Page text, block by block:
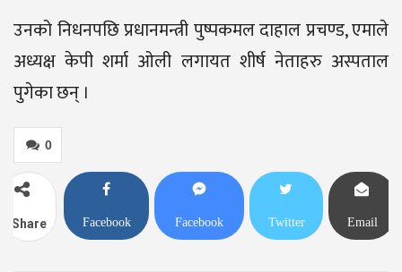
उनको निधनपछि प्रधानमन्त्री पुष्पकमल दाहाल प्रचण्ड, एमाले
अध्यक्ष केपी शर्मा ओली लगायत शीर्ष नेताहरु अस्पताल
पुगेका छन् ।
0
Share Facebook Facebook Twitter Email